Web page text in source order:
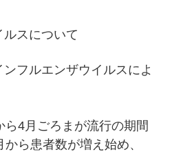
スについて
フルエンザウイルスによ
ら4月ごろまが流行の期間
ら患者数が増え始め、